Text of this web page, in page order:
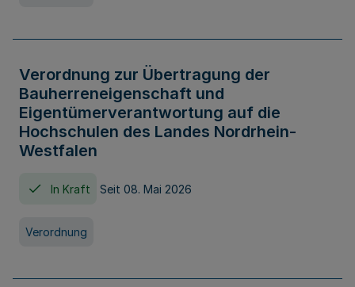
Verordnung zur Übertragung der
Bauherreneigenschaft und
Eigentümerverantwortung auf die
Hochschulen des Landes Nordrhein-
Westfalen
In Kraft Seit 08. Mai 2026
Verordnung